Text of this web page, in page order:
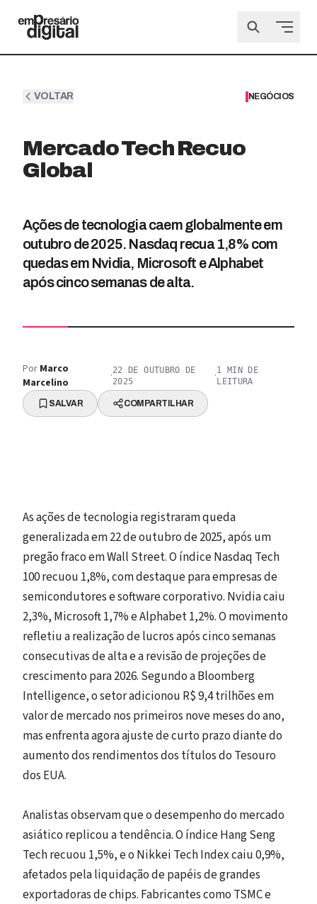
VOLTAR NEGÓCIOS
Mercado Tech Recuo
Global
Ações de tecnologia caem globalmente em
outubro de 2025. Nasdaq recua 1,8% com
quedas em Nvidia, Microsoft e Alphabet
após cinco semanas de alta.
Por Marco
Marcelino
·22 DE OUTUBRO DE
2025
·1 MIN DE
LEITURA
SALVAR COMPARTILHAR
As ações de tecnologia registraram queda
generalizada em 22 de outubro de 2025, após um
pregão fraco em Wall Street. O índice Nasdaq Tech
100 recuou 1,8%, com destaque para empresas de
semicondutores e software corporativo. Nvidia caiu
2,3%, Microsoft 1,7% e Alphabet 1,2%. O movimento
refletiu a realização de lucros após cinco semanas
consecutivas de alta e a revisão de projeções de
crescimento para 2026. Segundo a Bloomberg
Intelligence, o setor adicionou R$ 9,4 trilhões em
valor de mercado nos primeiros nove meses do ano,
mas enfrenta agora ajuste de curto prazo diante do
aumento dos rendimentos dos títulos do Tesouro
dos EUA.
Analistas observam que o desempenho do mercado
asiático replicou a tendência. O índice Hang Seng
Tech recuou 1,5%, e o Nikkei Tech Index caiu 0,9%,
afetados pela liquidação de papéis de grandes
exportadoras de chips. Fabricantes como TSMC e